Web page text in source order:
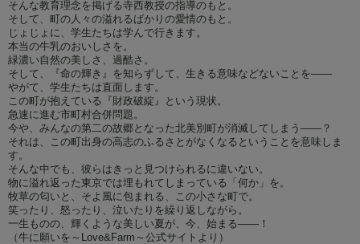
そんな教育理念を掲げる寺西教授の指導のもと。
そして、町の人々の溢れるばかりの愛情のもと。
じょじょに、学生たちは学んで行きます。
本当の牛乳のおいしさを。
緑濃い自然の美しさ、過酷さ。
そして、『命の輝き』を知らずして、生きる意味などないことを――
やがて、学生たちは直面します。
この町が抱えている『財政破綻』という現状。
急速に進む市町村合併問題。
今や、みんなの第二の故郷となった北美別町が消滅してしまう――？
それは、この町出身の高志のふるさとがなくなるということを意味しま
す。
そんな中でも、彼らはきっと見つけられるに違いない。
物に溢れ返った東京では埋もれてしまっている「何か」を。
牧草の匂いと、そよ風に包まれる、この小さな町で。
笑ったり、怒ったり、泣いたりを繰り返しながら。
一生ものの、輝くような美しい夏が、今、始まる――！
（牛に願いを～Love&Farm～公式サイトより）